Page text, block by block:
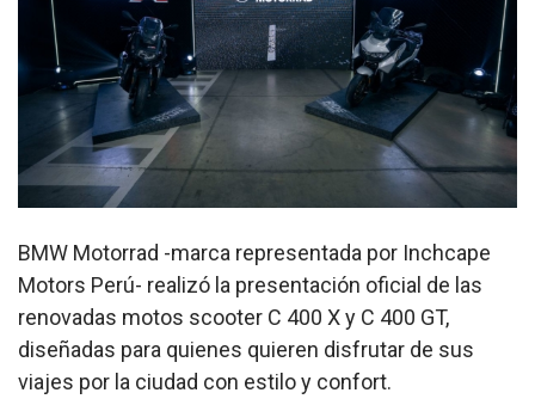
BMW Motorrad -marca representada por Inchcape
Motors Perú- realizó la presentación oficial de las
renovadas motos scooter C 400 X y C 400 GT,
diseñadas para quienes quieren disfrutar de sus
viajes por la ciudad con estilo y confort.